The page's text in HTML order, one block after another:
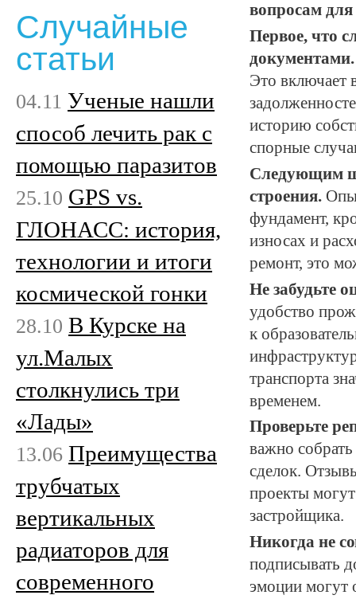
вопросам
Первое, что
документами.
Это включает
историю
спорные
Следующим
строения.
фундамент,
износах и
ремонт, это
Не забудьте
удобство
к
транспорта
временем.
Проверьте
важно
сделок.
проекты
застройщика.
Никогда не
подписывать
эмоции могут
Случайные
статьи
04.11 Ученые нашли
способ лечить рак с
помощью паразитов
25.10 GPS vs.
ГЛОНАСС: история,
технологии и итоги
космической гонки
28.10 В Курске на
ул.Малых
столкнулись три
«Лады»
13.06 Преимущества
трубчатых
вертикальных
радиаторов для
современного